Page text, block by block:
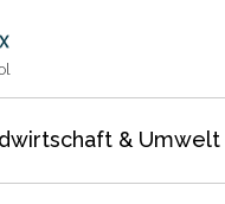
& Umwelt